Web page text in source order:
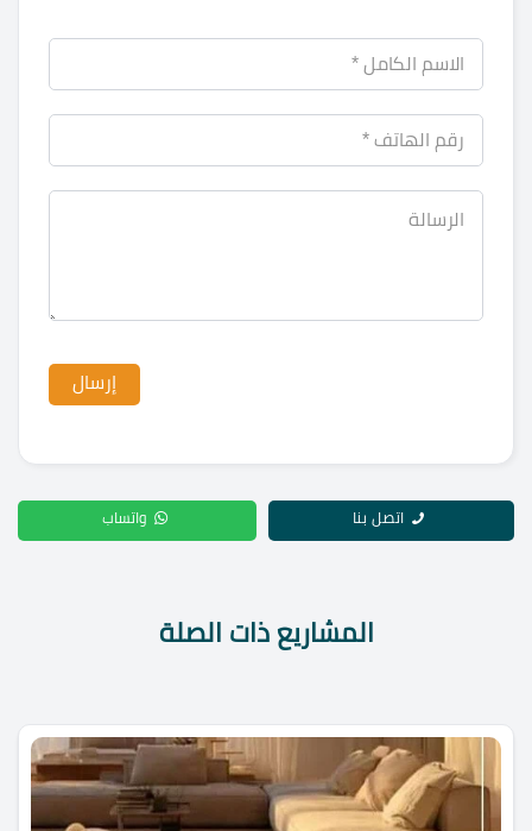
اتصل بنا واتساب
المشاريع ذات الصلة